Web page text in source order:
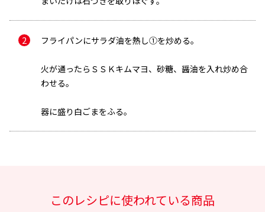
フライパンにサラダ油を熱し①を炒める。
火が通ったらＳＳＫキムマヨ、砂糖、醤油を入れ炒め合
わせる。
器に盛り白ごまをふる。
このレシピに使われている商品